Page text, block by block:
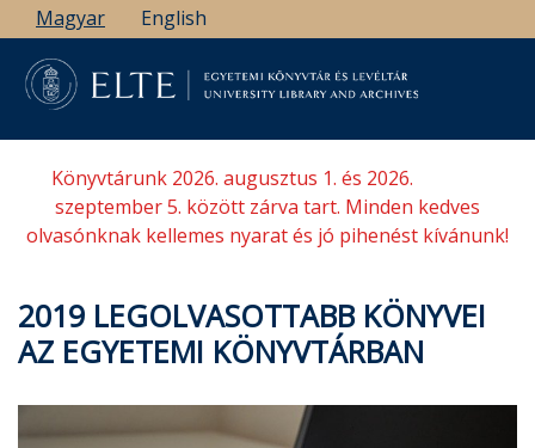
Ugrás
a
tartalomra
Magyar English
Könyvtárunk 2026. augusztus 1. és 2026.
szeptember 5. között zárva tart. Minden kedves
olvasónknak kellemes nyarat és jó pihenést kívánunk!
2019 LEGOLVASOTTABB KÖNYVEI
AZ EGYETEMI KÖNYVTÁRBAN